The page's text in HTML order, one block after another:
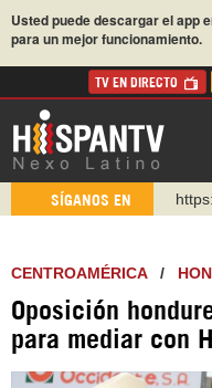
Usted puede descargar el app
para un mejor funcionamiento.
TV EN DIRECTO
SÍGANOS EN
CENTROAMÉRICA/
Oposición
para mediar con